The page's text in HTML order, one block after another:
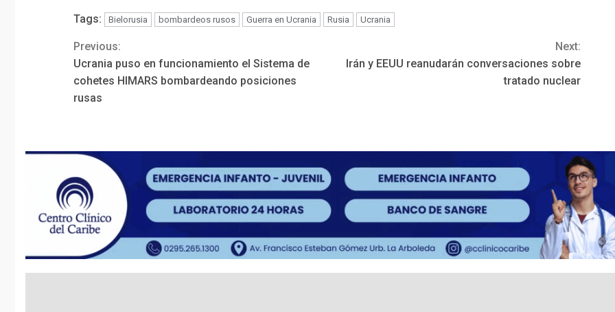
Tags: Bielorusia bombardeos rusos Guerra en Ucrania Rusia Ucrania
Continue
Reading
Previous:
Ucrania puso en funcionamiento el Sistema de
cohetes HIMARS bombardeando posiciones
rusas
Next:
Irán y EEUU reanudarán conversaciones sobre
tratado nuclear